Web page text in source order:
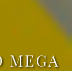
MEGA